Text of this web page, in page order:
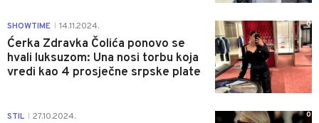
SHOWTIME 14.11.2024.
Ćerka Zdravka Čolića ponovo se
hvali luksuzom: Una nosi torbu koja
vredi kao 4 prosječne srpske plate
0
STIL 27.10.2024. 0